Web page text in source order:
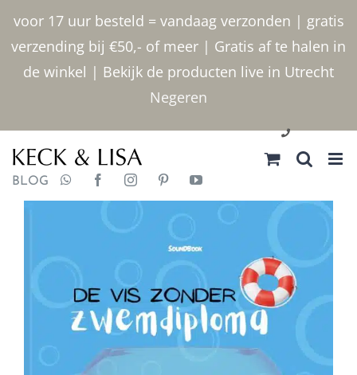
voor 17 uur besteld = vandaag verzonden | gratis
verzending bij €50,- of meer | Gratis af te halen in
de winkel | Bekijk de producten live in Utrecht
Negeren
inhoud
030 2400000
BLOG